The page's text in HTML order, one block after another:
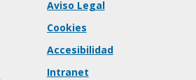
Aviso Legal
Cookies
Accesibilidad
Intranet